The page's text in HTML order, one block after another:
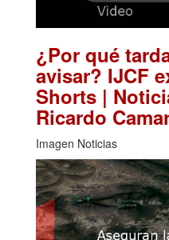
¿Por qué
avisar? IJCF
Shorts |
Ricardo
Imagen Noticias